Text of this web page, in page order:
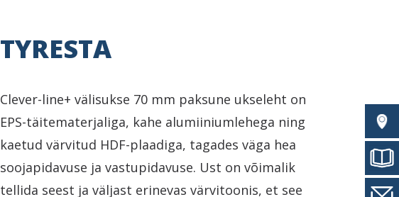
TYRESTA
Clever-line+ välisukse 70 mm paksune ukseleht on
EPS-täitematerjaliga, kahe alumiiniumlehega ning
kaetud värvitud HDF-plaadiga, tagades väga hea
soojapidavuse ja vastupidavuse. Ust on võimalik
tellida seest ja väljast erinevas värvitoonis, et see